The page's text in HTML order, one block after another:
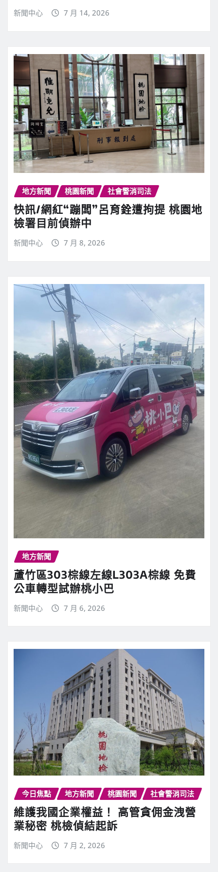
新聞中心 7 月 14, 2026
地方新聞 桃園新聞 社會警消司法
快訊∕網紅“蹦闆”呂育銓遭拘提 桃園地
檢署目前偵辦中
新聞中心 7 月 8, 2026
地方新聞
蘆竹區303棕線左線L303A棕線 免費
公車轉型試辦桃小巴
新聞中心 7 月 6, 2026
今日焦點 地方新聞 桃園新聞 社會警消司法
維護我國企業權益！ 高管貪佣金洩營
業秘密 桃檢偵結起訴
新聞中心 7 月 2, 2026